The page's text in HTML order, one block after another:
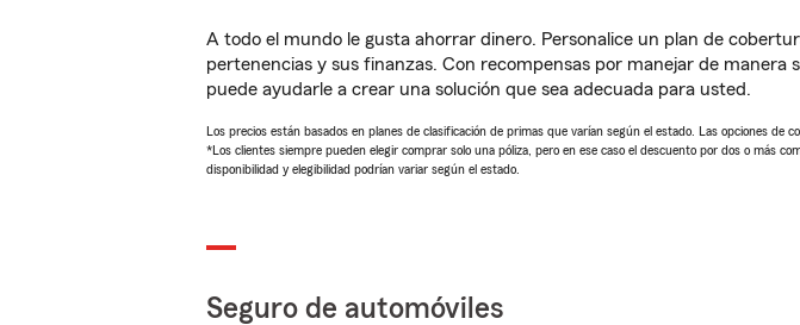
A todo el mundo le gusta ahorrar dinero. Personalice un plan de
pertenencias y sus finanzas. Con recompensas por manejar de
puede ayudarle a crear una solución que sea adecuada para usted.
Los precios están basados en planes de clasificación de primas que varían según el estado. Las opciones de
*Los clientes siempre pueden elegir comprar solo una póliza, pero en ese caso el descuento por dos o más
disponibilidad y elegibilidad podrían variar según el estado.
Seguro de automóviles